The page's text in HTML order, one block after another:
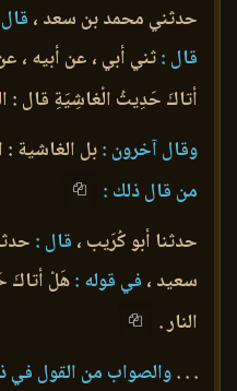
حدثني محمد بن سعد ،
قال :ثني أبي ، عن أبيه ،
أتاكَ حَدِيثُ الْغاشِيَةِ قال :
وقال آخرون :بل الغاشية :
من قال ذلك :
حدثنا أبو كُرَيب ، قال :
سعيد ، في قوله :هَلْ أتاكَ
النار .
. . .والصواب من القول في